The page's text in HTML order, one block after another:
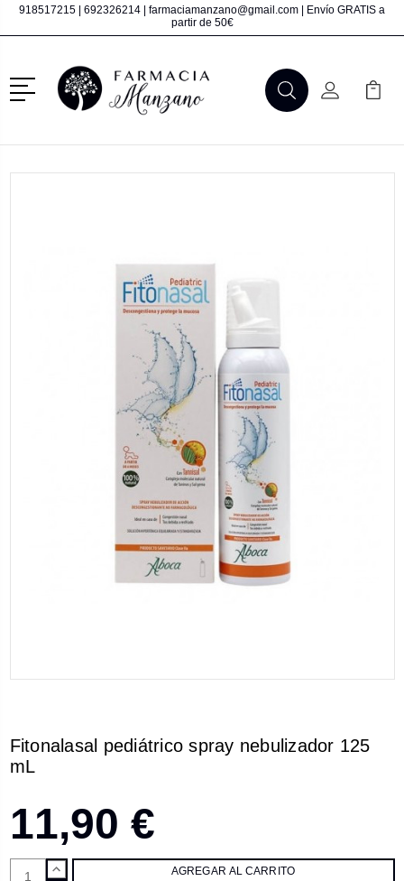
918517215 692326214 farmaciamanzano@gmail.com | Envío GRATIS a
partir de 50€
Menú
BuscarMi Cuenta
Mi
Fitonalasal pediátrico spray nebulizador 125
mL
11,90 €
AUMENTAR